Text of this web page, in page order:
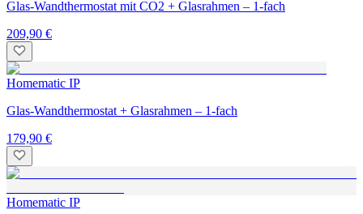
Glas-Wandthermostat mit CO2 + Glasrahmen – 1-fach
209,90 €
Homematic IP
Glas-Wandthermostat + Glasrahmen – 1-fach
179,90 €
Homematic IP